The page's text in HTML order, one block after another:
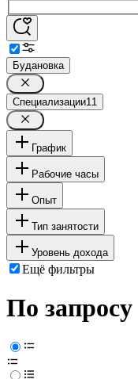
Будановка
Специализации11
График
Рабочие часы
Опыт
Тип занятости
Уровень дохода
Ещё фильтры
По запросу